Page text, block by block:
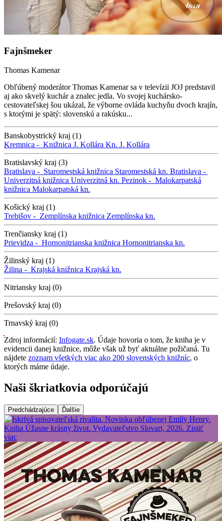
Fajnšmeker
Thomas Kamenar
Obľúbený moderátor Thomas Kamenar sa v televízii JOJ predstavil
aj ako skvelý kuchár a znalec jedla. Vo svojej kuchársko-
cestovateľskej šou ukázal, že výborne ovláda kuchyňu dvoch krajín,
s ktorými je spätý: slovenskú a rakúsku...
Banskobystrický kraj (1)
Kremnica - Knižnica J. Kollára Kn. J. Kollára
Bratislavský kraj (3)
Bratislava - Staromestská knižnica Staromestská kn. Bratislava -
Univerzitná knižnica Univerzitná kn. Pezinok - Malokarpatská
knižnica Malokarpatská kn.
Košický kraj (1)
Trebišov - Zemplínska knižnica Zemplínska kn.
Trenčiansky kraj (1)
Prievidza - Hornonitrianska knižnica Hornonitrianska kn.
Žilinský kraj (1)
Žilina - Krajská knižnica Krajská kn.
Nitriansky kraj (0)
Prešovský kraj (0)
Trnavský kraj (0)
Zdroj informácií: Infogate.sk. Údaje hovoria o tom, že kniha je v
evidencii danej knižnice, môže však už byť aktuálne požičaná. Tu
nájdete zoznam všetkých viac ako 200 slovenských knižníc, o
ktorých máme údaje.
Naši škriatkovia odporúčajú
Predchádzajúce Ďalšie